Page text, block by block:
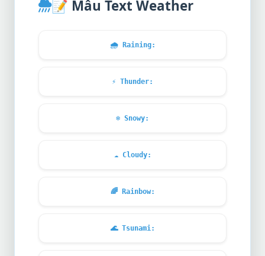
📝 Mẫu Text Weather
🌧️Raining:
⚡ Thunder:
❄️ Snowy:
☁️Cloudy:
🌈Rainbow:
🌊Tsunami: